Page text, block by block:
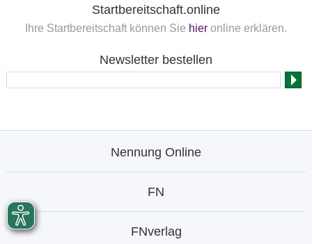
Startbereitschaft.online
Ihre Startbereitschaft können Sie hier online erklären.
Newsletter bestellen
Nennung Online
FN
FNverlag